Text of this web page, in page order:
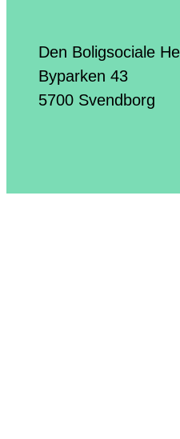
Den Boligsociale
Byparken 43
5700 Svendborg